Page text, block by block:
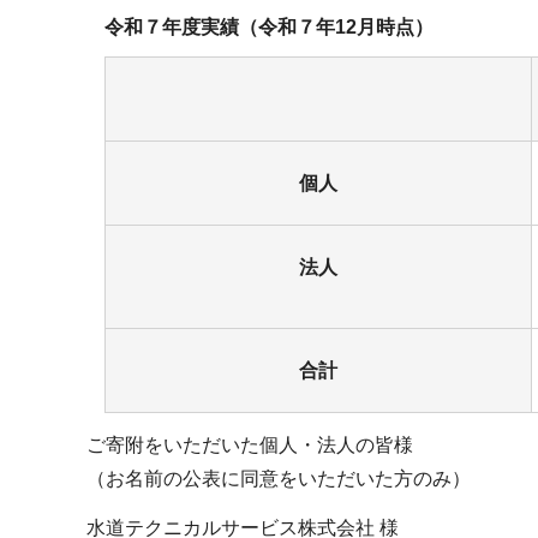
令和７年度実績（令和７年12月時点）
個人
法人
合計
ご寄附をいただいた個人・法人の皆様
（お名前の公表に同意をいただいた方のみ）
水道テクニカルサービス株式会社 様